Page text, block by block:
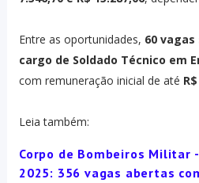
Entre as oportunidades, 60
cargo de Soldado Técnico em
com remuneração inicial de até
Leia também:
Corpo de Bombeiros Militar -
2025: 356 vagas abertas